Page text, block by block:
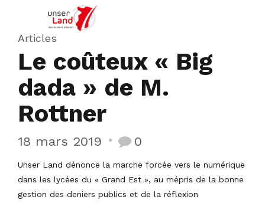
Articles
Le coûteux « Big
dada » de M.
Rottner
18 mars 2019 0
Unser Land dénonce la marche forcée vers le numérique
dans les lycées du « Grand Est », au mépris de la bonne
gestion des deniers publics et de la réflexion